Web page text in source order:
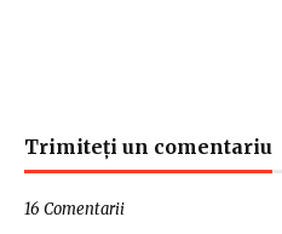
Trimiteți un comentariu
16 Comentarii